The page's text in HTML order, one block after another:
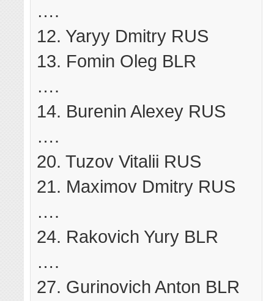
….
12. Yaryy Dmitry RUS
13. Fomin Oleg BLR
….
14. Burenin Alexey RUS
….
20. Tuzov Vitalii RUS
21. Maximov Dmitry RUS
….
24. Rakovich Yury BLR
….
27. Gurinovich Anton BLR